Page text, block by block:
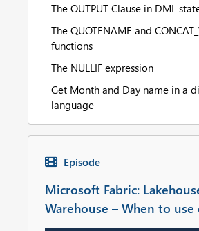
The OUTPUT Clause in DML
The QUOTENAME and
functions
The NULLIF expression
Get Month and Day name in a
language
Episode
Microsoft Fabric:
Warehouse – When to use